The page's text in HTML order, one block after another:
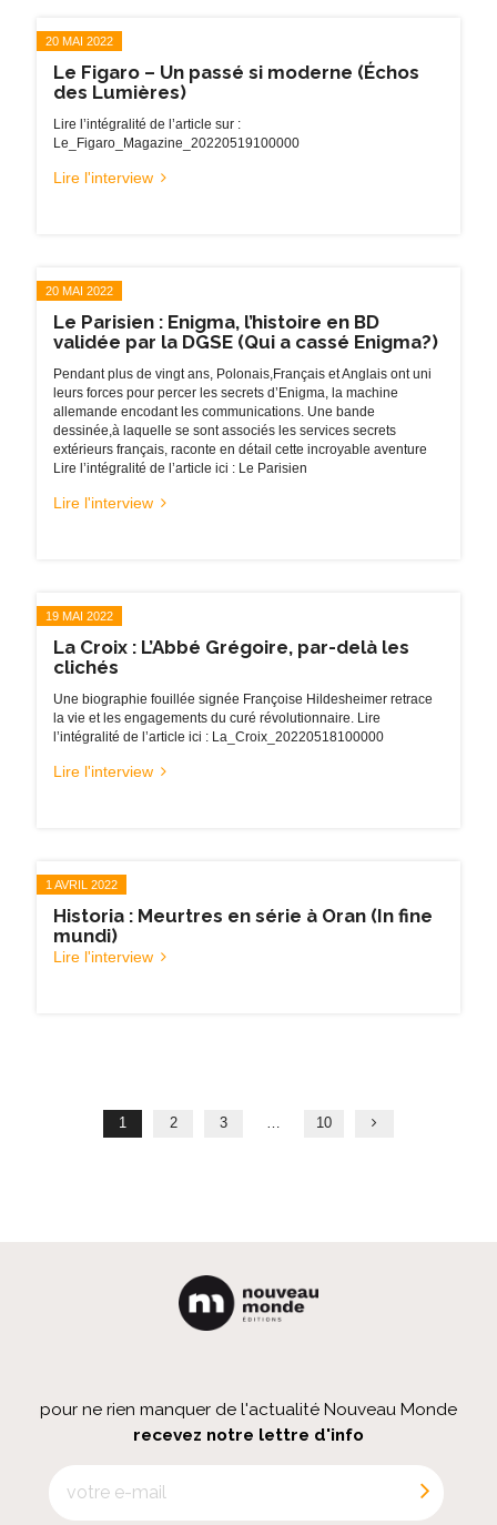
20 MAI 2022
Le Figaro – Un passé si moderne (Échos
des Lumières)
Lire l’intégralité de l’article sur :
Le_Figaro_Magazine_20220519100000
Lire l'interview
20 MAI 2022
Le Parisien : Enigma, l’histoire en BD
validée par la DGSE (Qui a cassé Enigma?)
Pendant plus de vingt ans, Polonais,Français et Anglais ont uni
leurs forces pour percer les secrets d’Enigma, la machine
allemande encodant les communications. Une bande
dessinée,à laquelle se sont associés les services secrets
extérieurs français, raconte en détail cette incroyable aventure
Lire l’intégralité de l’article ici : Le Parisien
Lire l'interview
19 MAI 2022
La Croix : L’Abbé Grégoire, par-delà les
clichés
Une biographie fouillée signée Françoise Hildesheimer retrace
la vie et les engagements du curé révolutionnaire. Lire
l’intégralité de l’article ici : La_Croix_20220518100000
Lire l'interview
1 AVRIL 2022
Historia : Meurtres en série à Oran (In fine
mundi)
Lire l'interview
Page
1 2 3 10
pour ne rien manquer de l'actualité Nouveau Monde
recevez notre lettre d'info